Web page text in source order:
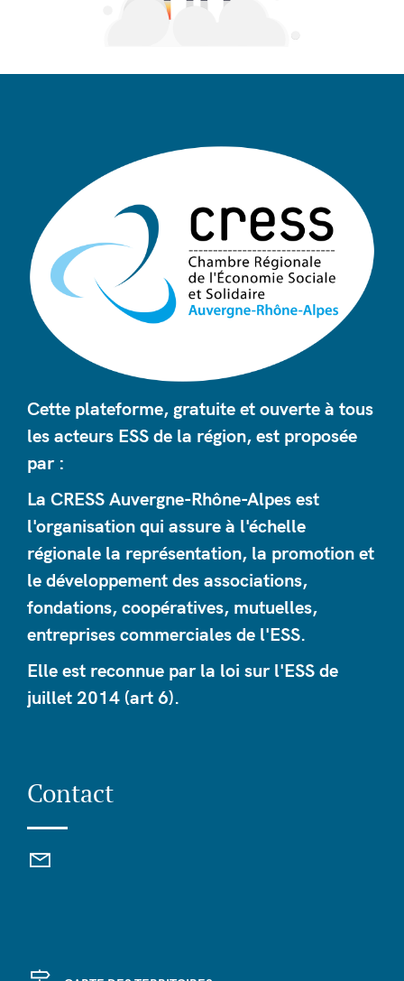
Cette plateforme, gratuite et ouverte à tous
les acteurs ESS de la région, est proposée
par :
La CRESS Auvergne-Rhône-Alpes est
l'organisation qui assure à l'échelle
régionale la représentation, la promotion et
le développement des associations,
fondations, coopératives, mutuelles,
entreprises commerciales de l'ESS.
Elle est reconnue par la loi sur l'ESS de
juillet 2014 (art 6).
Contact